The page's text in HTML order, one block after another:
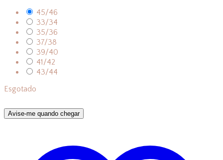
45/46
33/34
35/36
37/38
39/40
41/42
43/44
Esgotado
Avise-me quando chegar